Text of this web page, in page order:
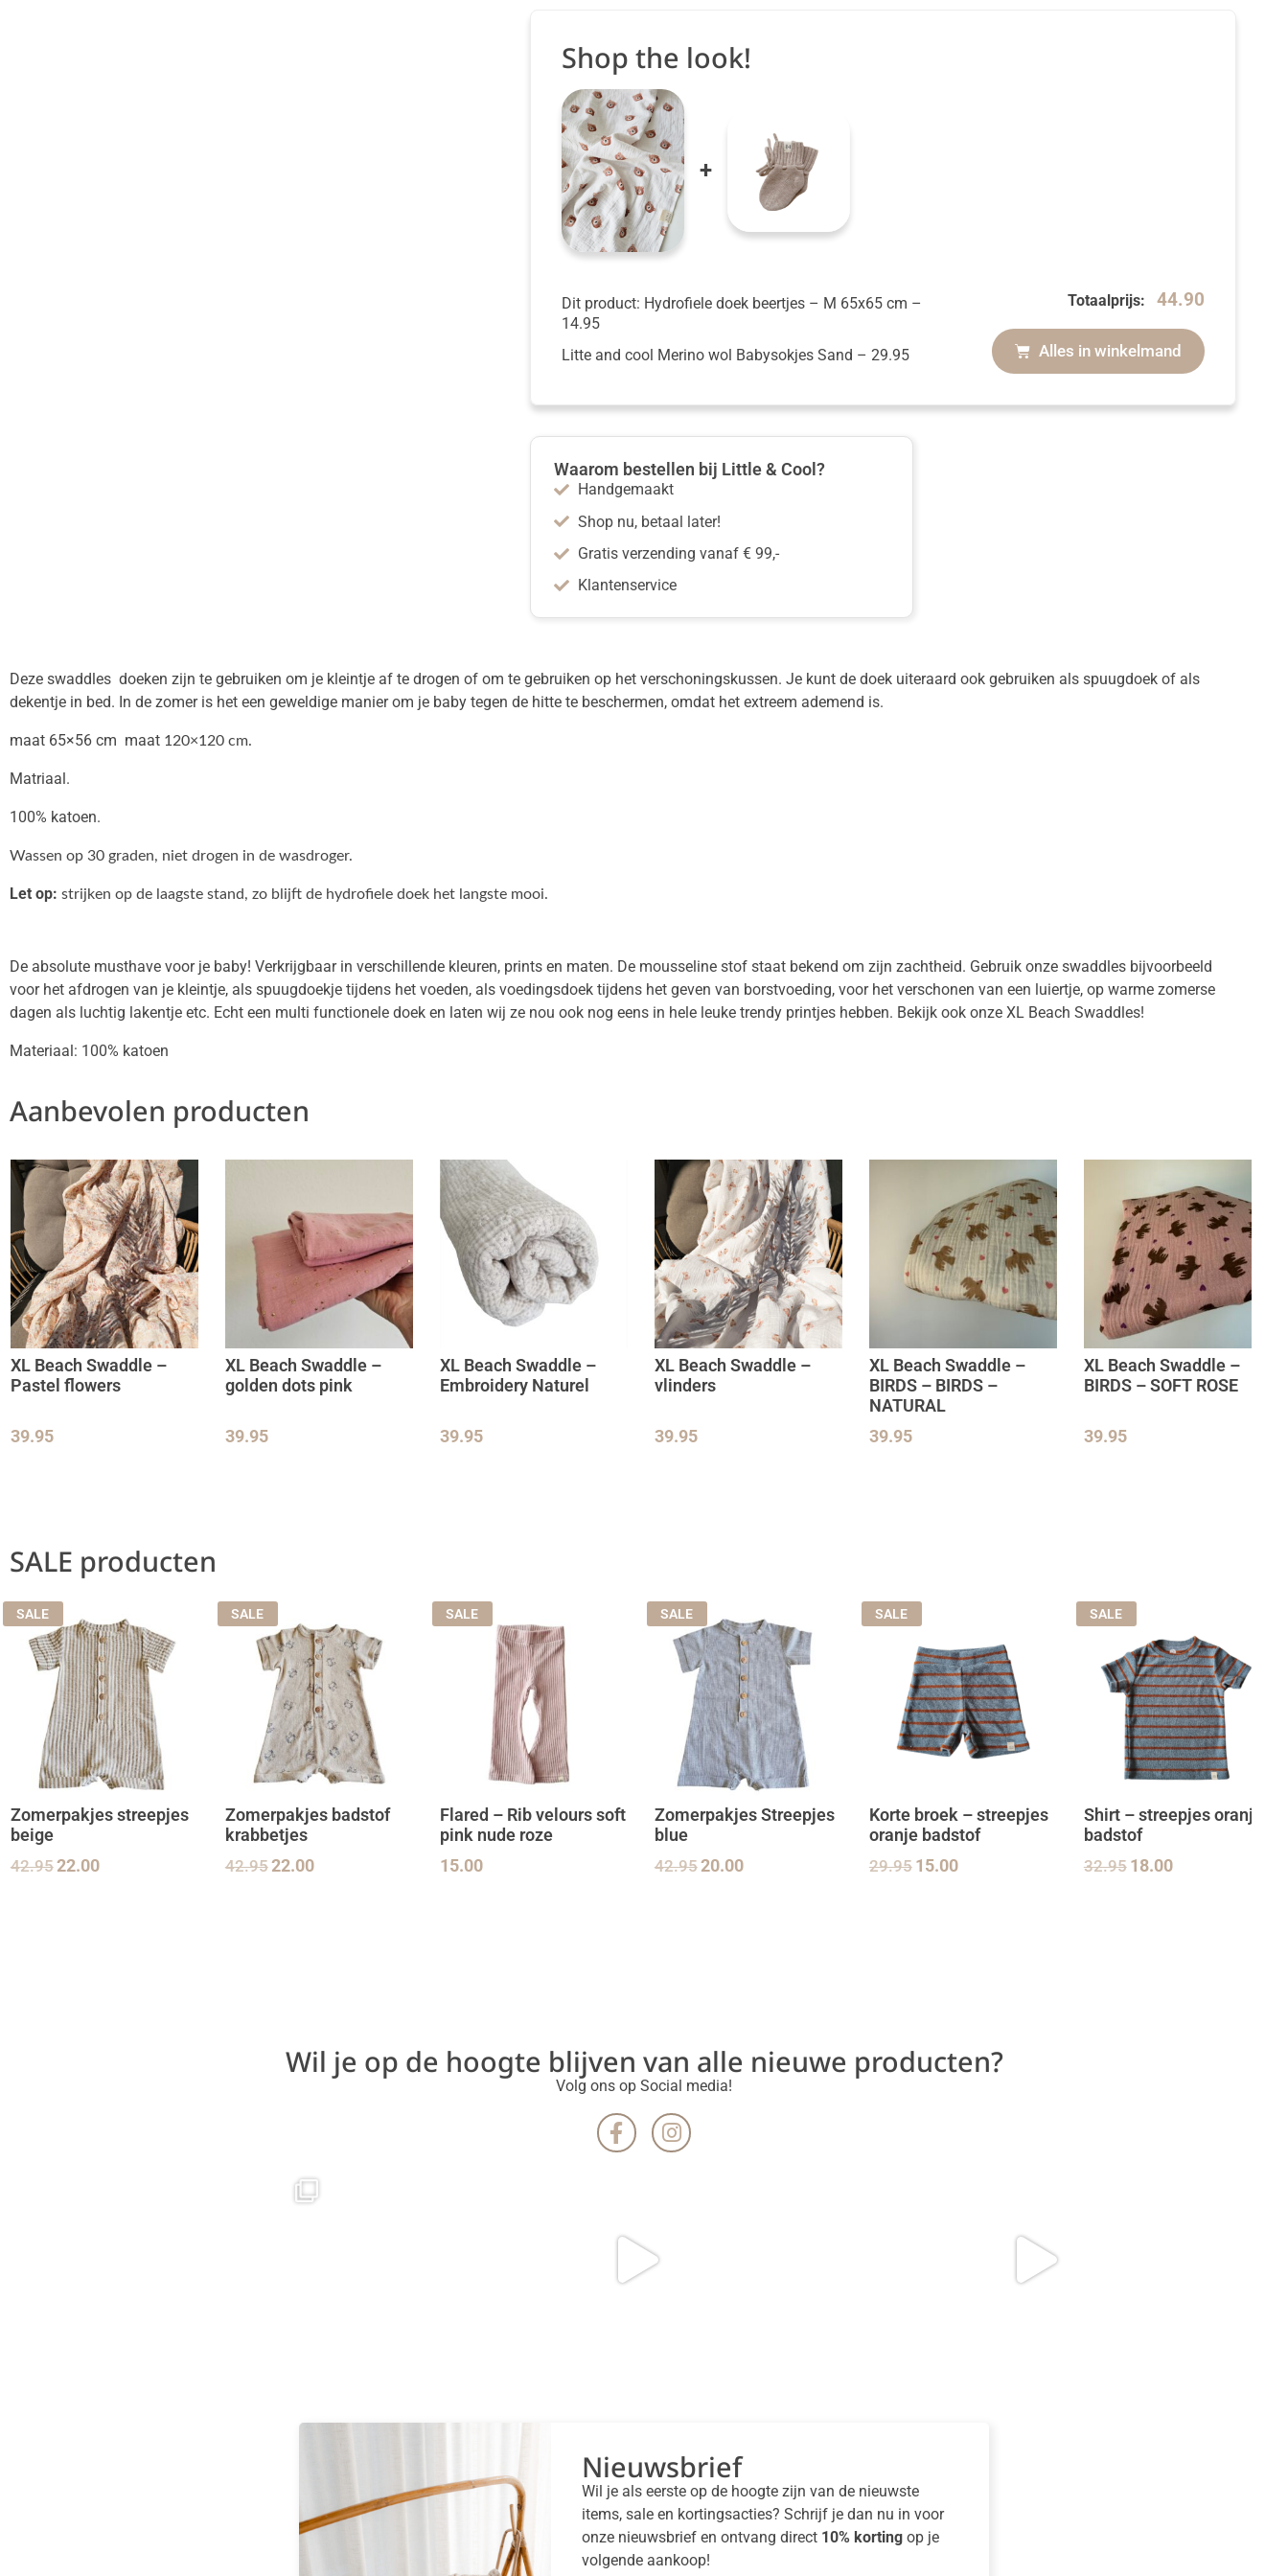
Shop the look!
+
Totaalprijs: 44.90
Alles in winkelmand
Dit product: Hydrofiele doek beertjes – M 65x65 cm –
14.95
Litte and cool Merino wol Babysokjes Sand – 29.95
Waarom bestellen bij Little & Cool?
Handgemaakt
Shop nu, betaal later!
Gratis verzending vanaf € 99,-
Klantenservice
Deze swaddles doeken zijn te gebruiken om je kleintje af te drogen of om te gebruiken op het verschoningskussen. Je kunt de doek uiteraard ook gebruiken als spuugdoek of als
dekentje in bed. In de zomer is het een geweldige manier om je baby tegen de hitte te beschermen, omdat het extreem ademend is.
maat 65×56 cm maat 120×120 cm.
Matriaal.
100% katoen.
Wassen op 30 graden, niet drogen in de wasdroger.
Let op: strijken op de laagste stand, zo blijft de hydrofiele doek het langste mooi.
De absolute musthave voor je baby! Verkrijgbaar in verschillende kleuren, prints en maten. De mousseline stof staat bekend om zijn zachtheid. Gebruik onze swaddles bijvoorbeeld
voor het afdrogen van je kleintje, als spuugdoekje tijdens het voeden, als voedingsdoek tijdens het geven van borstvoeding, voor het verschonen van een luiertje, op warme zomerse
dagen als luchtig lakentje etc. Echt een multi functionele doek en laten wij ze nou ook nog eens in hele leuke trendy printjes hebben. Bekijk ook onze XL Beach Swaddles!
Materiaal: 100% katoen
Aanbevolen producten
XL Beach Swaddle –
Pastel flowers
39.95
XL Beach Swaddle –
golden dots pink
39.95
XL Beach Swaddle –
Embroidery Naturel
39.95
XL Beach Swaddle –
vlinders
39.95
XL Beach Swaddle –
BIRDS – BIRDS –
NATURAL
39.95
XL Beach Swaddle –
BIRDS – SOFT ROSE
39.95
SALE producten
SALE
Zomerpakjes streepjes
beige
42.9522.00
SALE
Zomerpakjes badstof
krabbetjes
42.9522.00
SALE
Flared – Rib velours soft
pink nude roze
15.00
SALE
Zomerpakjes Streepjes
blue
42.9520.00
SALE
Korte broek – streepjes
oranje badstof
29.95 15.00
SALE
Shirt – streepjes oranje
badstof
32.95 18.00
Wil je op de hoogte blijven van alle nieuwe producten?
Volg ons op Social media!
Nieuwsbrief
Wil je als eerste op de hoogte zijn van de nieuwste
items, sale en kortingsacties? Schrijf je dan nu in voor
onze nieuwsbrief en ontvang direct 10% kortingop je
volgende aankoop!